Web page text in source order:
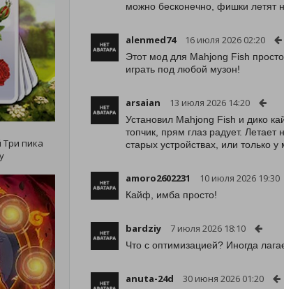
Три пика
можно бесконечно, фишки летят
alenmed74 16 июля 2026 02:20
Этот мод для Mahjong Fish
играть под любой музон!
arsaian 13 июля 2026 14:20
Установил Mahjong Fish и дико
топчик, прям глаз радует.
старых устройствах, или только у
amoro2602231 10 июля 2026 19:30
Кайф, имба просто!
bardziy 7 июля 2026 18:10
Что с оптимизацией? Иногда
anuta-24d 30 июня 2026 01:20